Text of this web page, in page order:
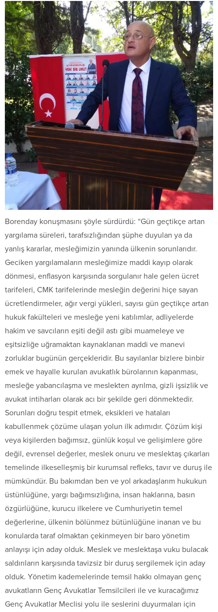
Borenday konuşmasını şöyle sürdürdü: “Gün geçtikçe artan
yargılama süreleri, tarafsızlığından şüphe duyulan ya da
yanlış kararlar, mesleğimizin yanında ülkenin sorunlarıdır.
Geciken yargılamaların mesleğimize maddi kayıp olarak
dönmesi, enflasyon karşısında sorgulanır hale gelen ücret
tarifeleri, CMK tarifelerinde mesleğin değerini hiçe sayan
ücretlendirmeler, ağır vergi yükleri, sayısı gün geçtikçe artan
hukuk fakülteleri ve mesleğe yeni katılımlar, adliyelerde
hakim ve savcıların eşiti değil astı gibi muameleye ve
eşitsizliğe uğramaktan kaynaklanan maddi ve manevi
zorluklar bugünün gerçekleridir. Bu sayılanlar bizlere binbir
emek ve hayalle kurulan avukatlık bürolarının kapanması,
mesleğe yabancılaşma ve meslekten ayrılma, gizli işsizlik ve
avukat intiharları olarak acı bir şekilde geri dönmektedir.
Sorunları doğru tespit etmek, eksikleri ve hataları
kabullenmek çözüme ulaşan yolun ilk adımıdır. Çözüm kişi
veya kişilerden bağımsız, günlük koşul ve gelişimlere göre
değil, evrensel değerler, meslek onuru ve meslektaş çıkarları
temelinde ilkeselleşmiş bir kurumsal refleks, tavır ve duruş ile
mümkündür. Bu bakımdan ben ve yol arkadaşlarım hukukun
üstünlüğüne, yargı bağımsızlığına, insan haklarına, basın
özgürlüğüne, kurucu ilkelere ve Cumhuriyetin temel
değerlerine, ülkenin bölünmez bütünlüğüne inanan ve bu
konularda taraf olmaktan çekinmeyen bir baro yönetim
anlayışı için aday olduk. Meslek ve meslektaşa vuku bulacak
saldırıların karşısında tavizsiz bir duruş sergilemek için aday
olduk. Yönetim kademelerinde temsil hakkı olmayan genç
avukatların Genç Avukatlar Temsilcileri ile ve kuracağımız
Genç Avukatlar Meclisi yolu ile seslerini duyurmaları için